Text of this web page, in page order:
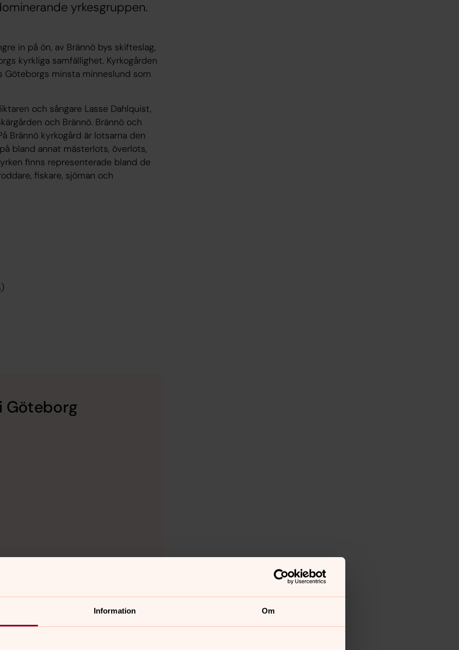
Information Om
yrkesgruppen.
in på ön, av Brännö bys skifteslag,
kyrkliga samfällighet. Kyrkogården
Göteborgs minsta minneslund som
och sångare Lasse Dahlquist,
och Brännö. Brännö och
Brännö kyrkogård är lotsarna den
bland annat mästerlots, överlots,
finns representerade bland de
fiskare, sjöman och
)
Göteborg